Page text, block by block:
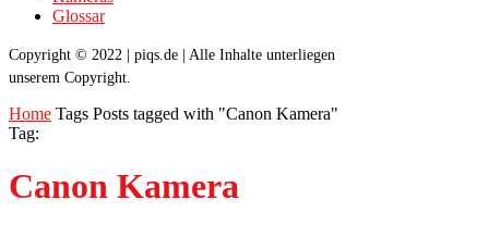
Glossar
Copyright © 2022 | piqs.de | Alle Inhalte unterliegen
unserem Copyright.
Home Tags Posts tagged with "Canon Kamera"
Tag:
Canon Kamera